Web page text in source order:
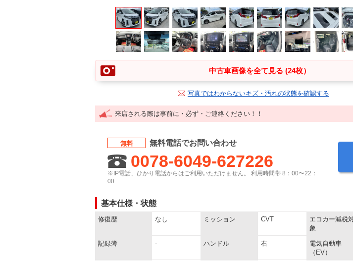
中古車画像を全て見る (24枚）
写真ではわからないキズ・汚れの状態を確認する
来店される際は事前に・必ず・ご連絡ください！！
無料 無料電話でお問い合わせ
0078-6049-627226
※IP電話、ひかり電話からはご利用いただけません。 利用時間帯 8：00〜22：
00
基本仕様・状態
修復歴 なし ミッション CVT
エコカー減税
象
記録簿 - ハンドル 右
電気自動車
（EV）